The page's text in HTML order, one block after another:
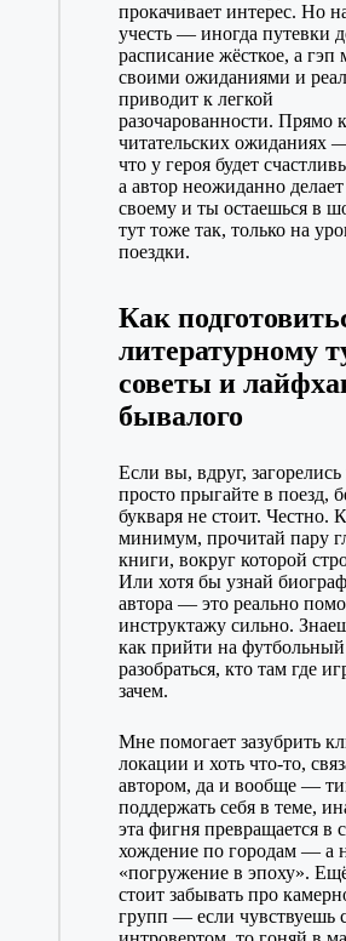
прокачивает интерес. Но
учесть — иногда путевки
расписание жёсткое, а гэп
своими ожиданиями и
приводит к легкой
разочарованности. Прямо
читательских ожиданиях
что у героя будет
а автор неожиданно
своему и ты остаешься в
тут тоже так, только на
поездки.
Как
литературному
советы и
бывалого
Если вы, вдруг,
просто прыгайте в поезд,
букваря не стоит. Честно.
минимум, прочитай пару
книги, вокруг которой
Или хотя бы узнай
автора — это реально
инструктажу сильно.
как прийти на
разобраться, кто там где
зачем.
Мне помогает зазубрить
локации и хоть что-то,
автором, да и вообще —
поддержать себя в теме,
эта фигня превращается в
хождение по городам — а
«погружение в эпоху».
стоит забывать про
групп — если чувствуешь